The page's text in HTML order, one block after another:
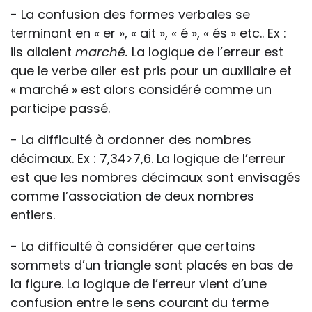
- La confusion des formes verbales se
terminant en « er », « ait », « é », « és » etc.. Ex :
ils allaient marché. La logique de l’erreur est
que le verbe aller est pris pour un auxiliaire et
« marché » est alors considéré comme un
participe passé.
- La difficulté à ordonner des nombres
décimaux. Ex : 7,34>7,6. La logique de l’erreur
est que les nombres décimaux sont envisagés
comme l’association de deux nombres
entiers.
- La difficulté à considérer que certains
sommets d’un triangle sont placés en bas de
la figure. La logique de l’erreur vient d’une
confusion entre le sens courant du terme